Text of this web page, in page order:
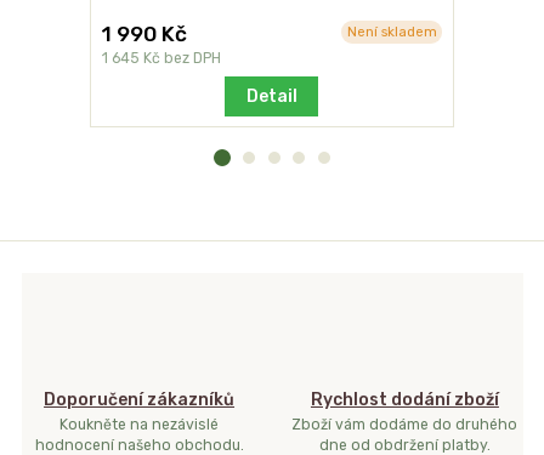
1 990 Kč
1 645 Kč bez DPH
Není skladem
Detail
Doporučení zákazníků
Koukněte na nezávislé
hodnocení našeho obchodu.
Rychlost dodání zboží
Zboží vám dodáme do druhého
dne od obdržení platby.